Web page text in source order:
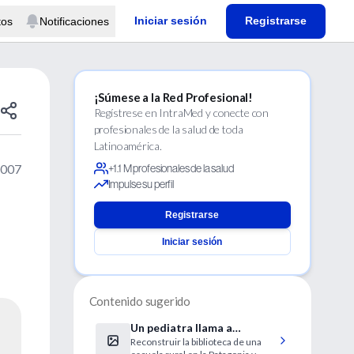
Notificaciones Iniciar sesión Registrarse
¡Súmese a la Red Profesional!
Regístrese en IntraMed y conecte con
profesionales de la salud de toda
Latinoamérica.
+1.1 M profesionales de la salud
Impulse su perfil
Registrarse
Iniciar sesión
Contenido sugerido
Un pediatra llama a
reconstruir una biblioteca
Reconstruir la biblioteca de una